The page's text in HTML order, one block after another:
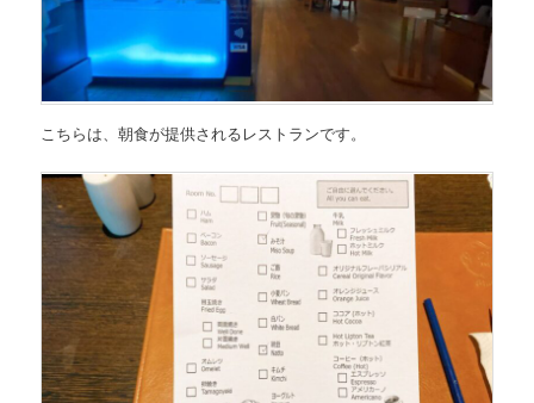
こちらは、朝食が提供されるレストランです。